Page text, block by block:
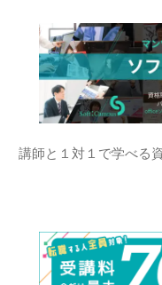
講師と１対１で学べる